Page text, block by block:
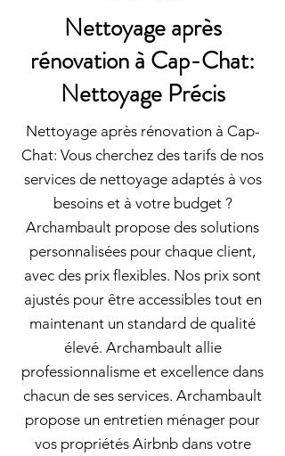
Nettoyage après
rénovation à Cap-Chat:
Nettoyage Précis
Nettoyage après rénovation à Cap-
Chat: Vous cherchez des tarifs de nos
services de nettoyage adaptés à vos
besoins et à votre budget ?
Archambault propose des solutions
personnalisées pour chaque client,
avec des prix flexibles. Nos prix sont
ajustés pour être accessibles tout en
maintenant un standard de qualité
élevé. Archambault allie
professionnalisme et excellence dans
chacun de ses services. Archambault
propose un entretien ménager pour
vos propriétés Airbnb dans votre